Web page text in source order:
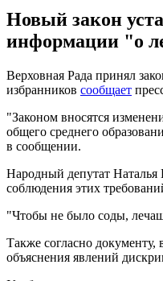
Новый закон
информации "о
Верховная Рада принял
избранников сообщает
"Законом вносятся
общего среднего
в сообщении.
Народный депутат Наталья
соблюдения этих
"Чтобы не было соды,
Также согласно
объяснения явлений